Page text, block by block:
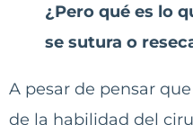
¿Pero qué es lo
se sutura o
A pesar de pensar
de la habilidad del